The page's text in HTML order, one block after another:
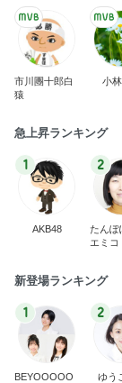
市川團十郎白
猿
小
急上昇ランキング
1
AKB48
2
たんぽ
エミコ
新登場ランキング
1
BEYOOOOO
2
ゆう